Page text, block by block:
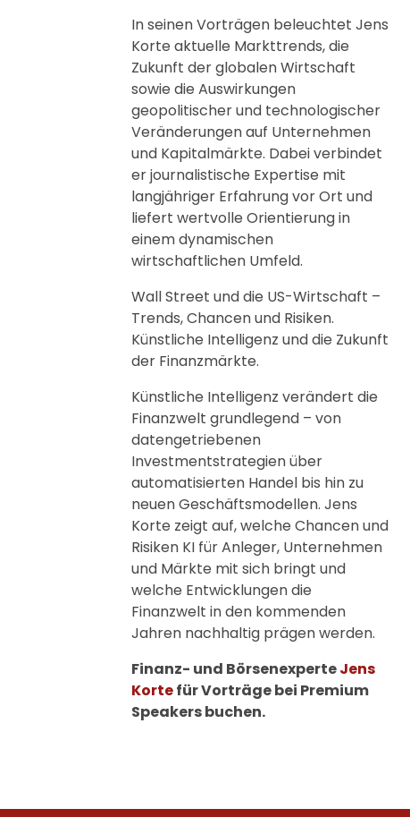
In seinen Vorträgen beleuchtet Jens
Korte aktuelle Markttrends, die
Zukunft der globalen Wirtschaft
sowie die Auswirkungen
geopolitischer und technologischer
Veränderungen auf Unternehmen
und Kapitalmärkte. Dabei verbindet
er journalistische Expertise mit
langjähriger Erfahrung vor Ort und
liefert wertvolle Orientierung in
einem dynamischen
wirtschaftlichen Umfeld.
Wall Street und die US-Wirtschaft –
Trends, Chancen und Risiken.
Künstliche Intelligenz und die Zukunft
der Finanzmärkte.
Künstliche Intelligenz verändert die
Finanzwelt grundlegend – von
datengetriebenen
Investmentstrategien über
automatisierten Handel bis hin zu
neuen Geschäftsmodellen. Jens
Korte zeigt auf, welche Chancen und
Risiken KI für Anleger, Unternehmen
und Märkte mit sich bringt und
welche Entwicklungen die
Finanzwelt in den kommenden
Jahren nachhaltig prägen werden.
Finanz- und BörsenexperteJens
Kortefür Vorträge bei Premium
Speakers buchen.